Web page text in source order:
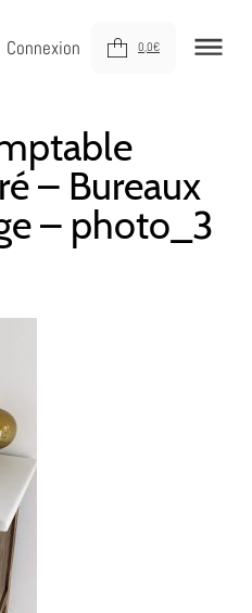
Connexion 0,0€
– Bureaux
– photo_3